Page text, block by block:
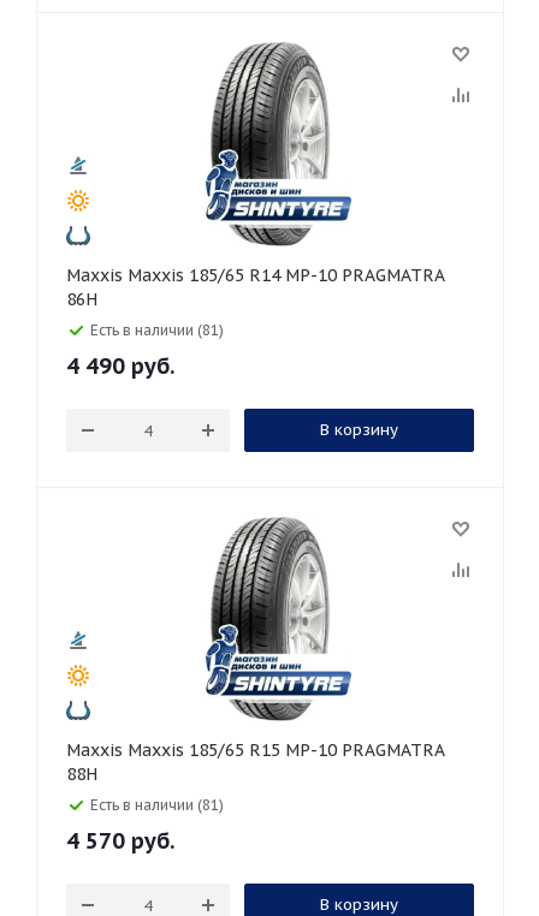
Maxxis Maxxis 185/65 R14 MP-10 PRAGMATRA
86H
Есть в наличии (81)
4 490 руб.
В корзину
Maxxis Maxxis 185/65 R15 MP-10 PRAGMATRA
88H
Есть в наличии (81)
4 570 руб.
В корзину